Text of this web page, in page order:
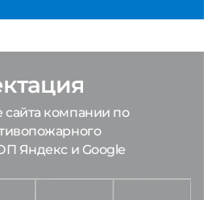
компании по
Яндекс и Google